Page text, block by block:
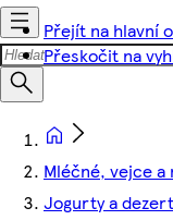
Přejít na hlavní
Přeskočit na
Mléčné, vejce a
Jogurty a